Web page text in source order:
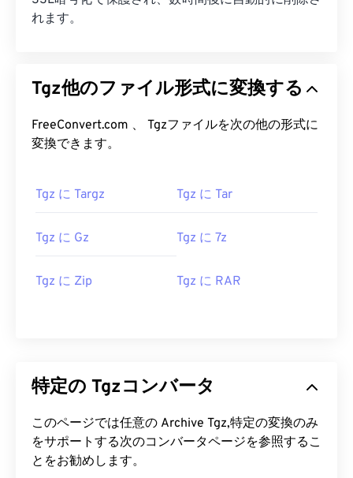
れます。
Tgz他のファイル形式に変換する
FreeConvert.com 、 Tgzファイルを次の他の形式に
変換できます。
Tgz に Targz Tgz に Tar
Tgz に Gz Tgz に 7z
Tgz に Zip Tgz に RAR
特定の Tgzコンバータ
このページでは任意の Archive Tgz,特定の変換のみ
をサポートする次のコンバータページを参照するこ
とをお勧めします。